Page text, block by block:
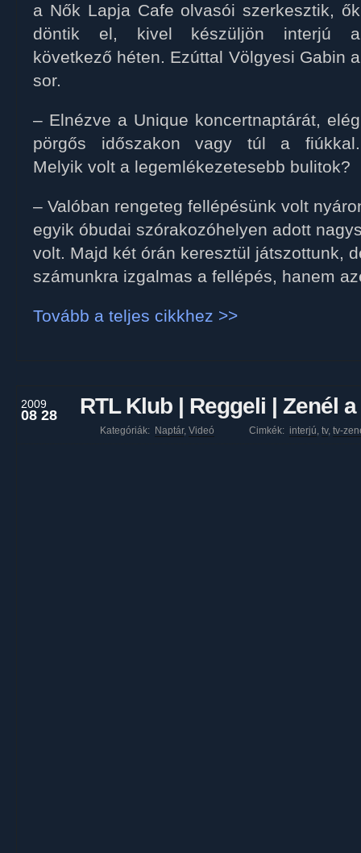
a Nők Lapja Cafe olvasói szerkesztik, ők
döntik el, kivel készüljön interjú a
következő héten. Ezúttal Völgyesi Gabin a
sor.
– Elnézve a Unique koncertnaptárát, elég
pörgős időszakon vagy túl a fiúkkal.
Melyik volt a legemlékezetesebb bulitok?
– Valóban rengeteg fellépésünk volt
egyik óbudai szórakozóhelyen adott
volt. Majd két órán keresztül játszottunk,
számunkra izgalmas a fellépés, hanem
Tovább a teljes cikkhez >>
2009
08 28 RTL Klub | Reggeli | Zenél
Kategóriák: Naptár, Videó Cimkék: interjú, tv, tv-